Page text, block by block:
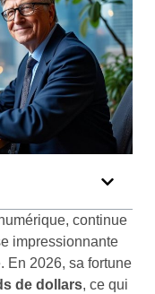
continue
impressionnante
En 2026, sa fortune
de dollars, ce qui